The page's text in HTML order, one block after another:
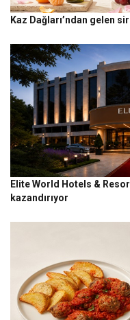
Kaz Dağları’ndan gelen
Elite World Hotels &
kazandırıyor